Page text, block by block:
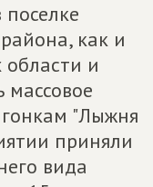
как и
области и
массовое
"Лыжня
приняли
вида